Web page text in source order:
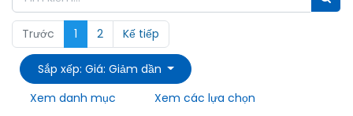
Trước 1 2 Kế tiếp
Sắp xếp: Giá: Giảm dần
Xem danh mục
Xem các lựa chọn